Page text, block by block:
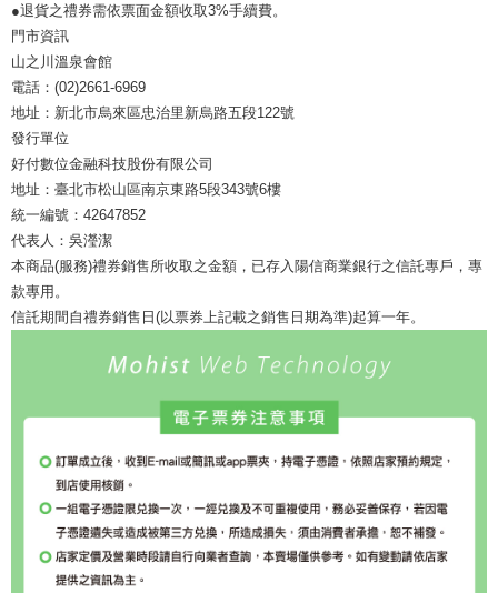
●退貨之禮券需依票面金額收取3%手續費。
門市資訊
山之川溫泉會館
電話：(02)2661-6969
地址：新北市烏來區忠治里新烏路五段122號
發行單位
好付數位金融科技股份有限公司
地址：臺北市松山區南京東路5段343號6樓
統一編號：42647852
代表人：吳瀅潔
本商品(服務)禮券銷售所收取之金額，已存入陽信商業銀行之信託專戶，專
款專用。
信託期間自禮券銷售日(以票券上記載之銷售日期為準)起算一年。